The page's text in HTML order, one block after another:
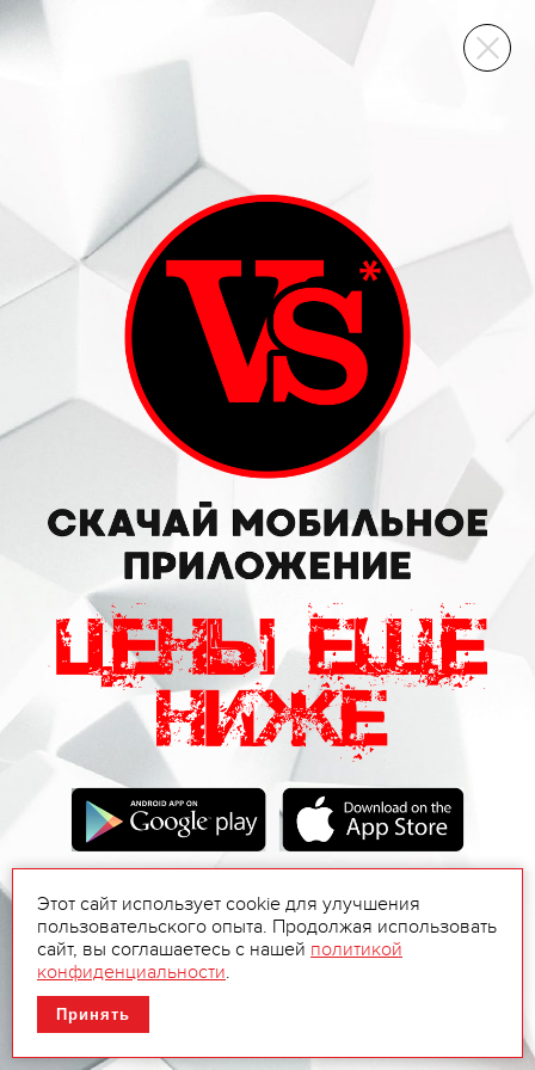
ВИННЫЙ СКЛАД
Этот сайт использует cookie для улучшения
пользовательского опыта. Продолжая использовать
сайт, вы соглашаетесь с нашей политикой
конфиденциальности.
Принять